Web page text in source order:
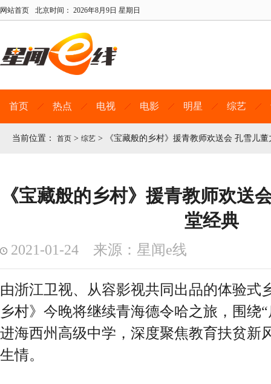
网站首页 北京时间： 2026年8月9日 星期日
首页 热点 电视 电影 明星 综艺
当前位置： 首页 > 综艺 > 《宝藏般的乡村》援青教师欢送会 孔雪儿
《宝藏般的乡村》援青教师欢送
堂经典
2021-01-24 来源：星闻e线
由浙江卫视、从容影视共同出品的体验式
乡村》今晚将继续青海德令哈之旅，围绕
进海西州高级中学，深度聚焦教育扶贫新
生情。